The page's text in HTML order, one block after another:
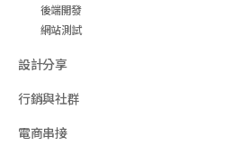
後端開發
網站測試
設計分享
行銷與社群
電商串接